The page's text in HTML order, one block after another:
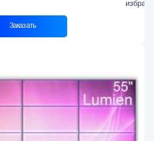
Заказать